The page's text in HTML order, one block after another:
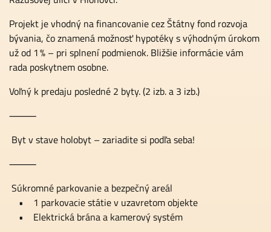
Projekt je vhodný na financovanie cez Štátny fond rozvoja
bývania, čo znamená možnosť hypotéky s výhodným úrokom
už od 1 % – pri splnení podmienok. Bližšie informácie vám
rada poskytnem osobne.
Voľný k predaju posledné 2 byty. (2 izb. a 3 izb.)
⸻
Byt v stave holobyt – zariadite si podľa seba!
⸻
Súkromné parkovanie a bezpečný areál
• 1 parkovacie státie v uzavretom objekte
• Elektrická brána a kamerový systém